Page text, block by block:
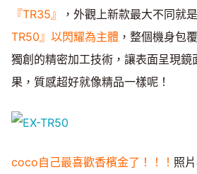
『TR35』
，外觀上新款最大不同就是
TR50』以閃耀為主體 ，整個機身包
獨創的精密加工技術，讓表面呈現
果，質感超好就像精品一樣呢！
coco自己最喜歡香檳金了！！！ 照